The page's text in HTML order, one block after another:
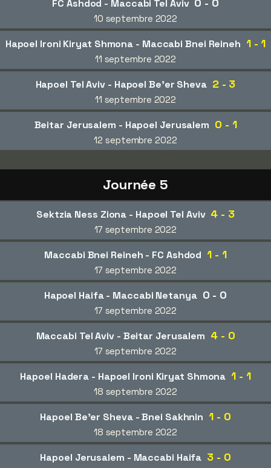
FC Ashdod - Maccabi Tel Aviv
10 septembre 2022
Hapoel Ironi Kiryat Shmona - Maccabi Bnei Reineh 1 - 1
11 septembre 2022
Hapoel Tel Aviv - Hapoel Be'er Sheva 2 - 3
11 septembre 2022
Beitar Jerusalem - Hapoel Jerusalem 0 - 1
12 septembre 2022
Journée 5
Sektzia Ness Ziona - Hapoel Tel Aviv 4 - 3
17 septembre 2022
Maccabi Bnei Reineh - FC Ashdod 1 - 1
17 septembre 2022
Hapoel Haifa - Maccabi Netanya 0 - 0
17 septembre 2022
Maccabi Tel Aviv - Beitar Jerusalem 4 - 0
17 septembre 2022
Hapoel Hadera - Hapoel Ironi Kiryat Shmona 1 - 1
18 septembre 2022
Hapoel Be'er Sheva - Bnei Sakhnin 1 - 0
18 septembre 2022
Hapoel Jerusalem - Maccabi Haifa 3 - 0